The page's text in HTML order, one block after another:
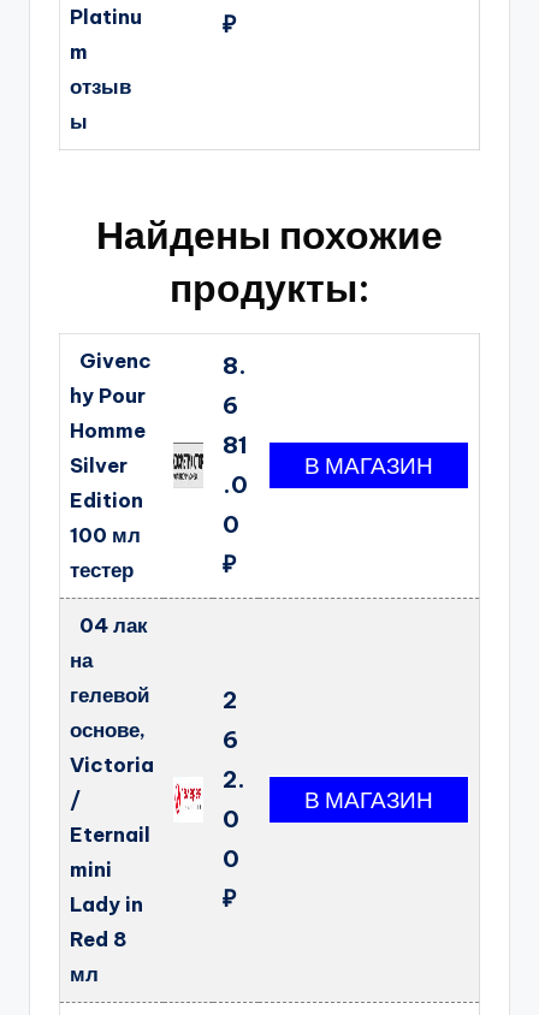
Platinu
m
отзыв
ы
₽
Найдены похожие
продукты:
Givenc
hy Pour
Homme
Silver
Edition
100 мл
тестер
8.
6
81
.0
0
₽
04 лак
на
гелевой
основе,
Victoria
/
Eternail
mini
Lady in
Red 8
мл
2
6
2.
0
0
₽